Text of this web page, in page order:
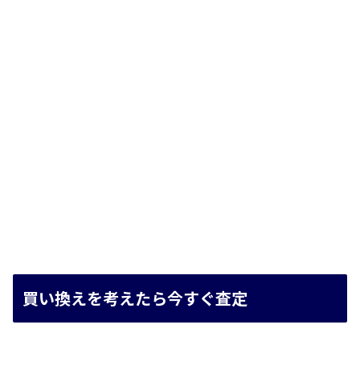
買い換えを考えたら今すぐ査定